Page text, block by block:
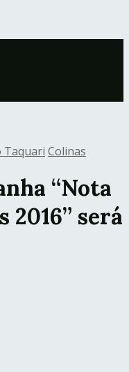
Taquari Colinas
“Nota
2016” será